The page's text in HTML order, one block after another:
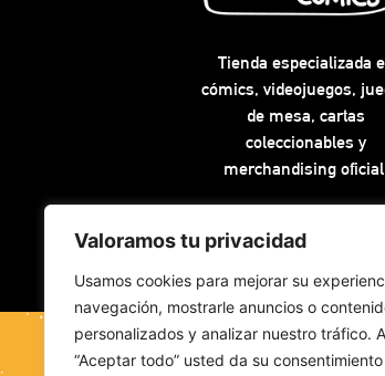
Valoramos tu privacidad
Usamos cookies para mejorar su
navegación, mostrarle anuncios o
personalizados y analizar nuestro tráfico.
“Aceptar todo” usted da su
Tienda especializada
cómics, videojuegos,
de mesa, cartas
coleccionables y
merchandising